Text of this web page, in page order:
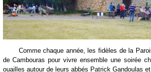
Comme chaque année, les fidèles de la
de Cambouras pour vivre ensemble une soirée
ouailles autour de leurs abbés Patrick Gandoulas